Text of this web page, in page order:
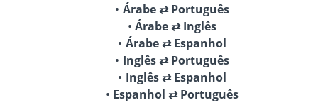
Árabe ⇄ Português
Árabe ⇄ Inglês
Árabe ⇄ Espanhol
Inglês ⇄ Português
Inglês ⇄ Espanhol
Espanhol ⇄ Português